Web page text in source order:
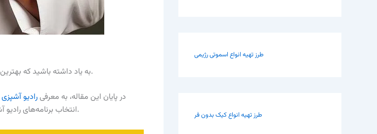
به یاد داشته باشید که بهترین ادویه کوکو سیب زمینی، ادویه‌ای است که شما از طعم و عطر آن لذت می‌برید.
در پایان این مقاله، به معرفیرادیو آشپزی
انتخاب برنامه‌های رادیو آشپزی را بررسی کردیم. امیدواریم که این مقاله برای شما مفید واقع شده باشد.
طرز تهیه انواع اسموتی رژیمی
طرز تهیه انواع کیک بدون فر